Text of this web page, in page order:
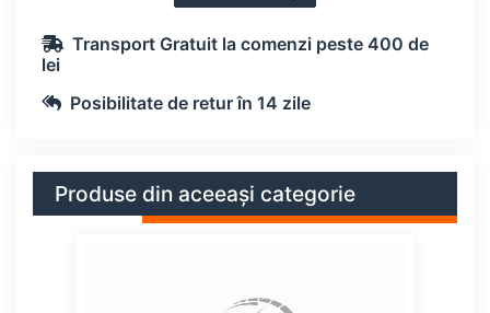
Transport Gratuit la comenzi peste 400 de
lei
Posibilitate de retur în 14 zile
Produse din aceeași categorie